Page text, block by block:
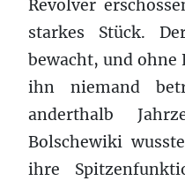
Revolver
starkes Stück.
bewacht, und ohne
ihn niemand
anderthalb
Bolschewiki
ihre